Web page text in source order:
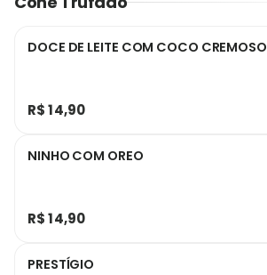
DOCE DE LEITE COM COCO CREMOSO
R$ 14,90
NINHO COM OREO
R$ 14,90
PRESTÍGIO